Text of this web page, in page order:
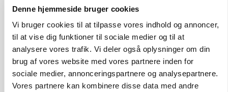
Denne hjemmeside bruger cookies
Vi bruger cookies til at tilpasse vores indhold og annoncer,
til at vise dig funktioner til sociale medier og til at
analysere vores trafik. Vi deler også oplysninger om din
brug af vores website med vores partnere inden for
sociale medier, annonceringspartnere og analysepartnere.
Vores partnere kan kombinere disse data med andre
LEDER
Det er en uskik at udlægge et røgslør om
økoproduktion